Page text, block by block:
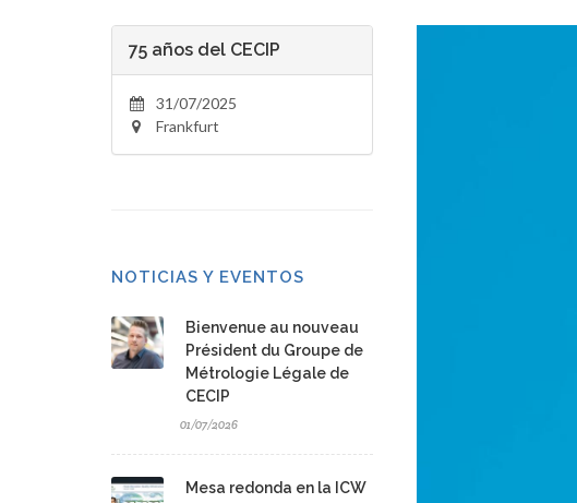
75 años del CECIP
31/07/2025
Frankfurt
NOTICIAS Y EVENTOS
Bienvenue au nouveau
Président du Groupe de
Métrologie Légale de
CECIP
01/07/2026
Mesa redonda en la ICW